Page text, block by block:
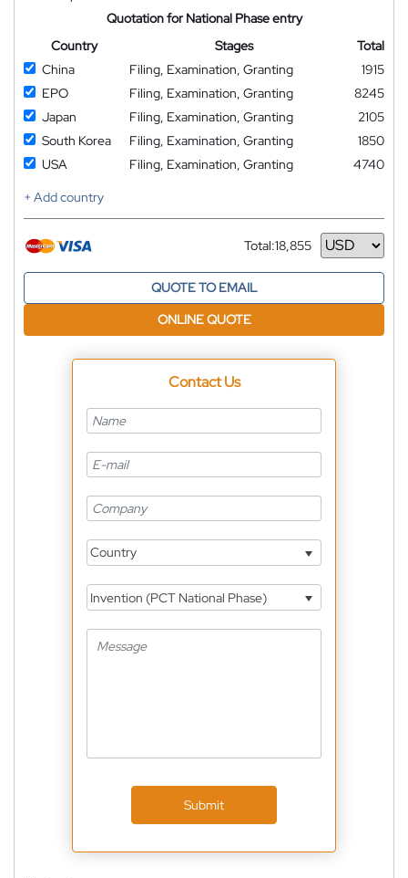
Quotation for National Phase entry
Country
Stages
Total
China
Filing, Examination, Granting
1915
EPO
Filing, Examination, Granting
8245
Japan
Filing, Examination, Granting
2105
South Korea
Filing, Examination, Granting
1850
USA
Filing, Examination, Granting
4740
+ Add country
Total:18,855
Currency
QUOTE TO EMAIL
ONLINE QUOTE
Contact Us
Country
Invention (PCT National Phase)
Submit